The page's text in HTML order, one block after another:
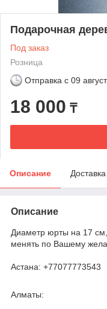
Подарочная
Под заказ
Розница
Отправка с 09
18 000 ₸
Описание Доставка
Описание
Диаметр юрты на 17
менять по Вашему
Астана: +77077773543
Алматы: